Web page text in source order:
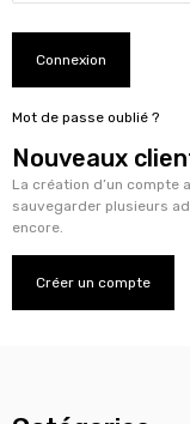
Connexion
Mot de passe oublié ?
Nouveaux
La création d’un compte
sauvegarder plusieurs
encore.
Créer un compte